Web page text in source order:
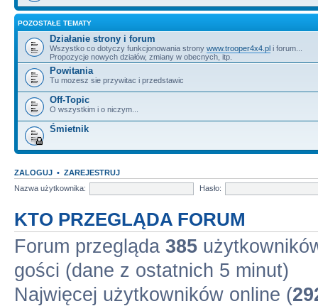
POZOSTAŁE TEMATY
Działanie strony i forum
Wszystko co dotyczy funkcjonowania strony www.trooper4x4.pl i forum...
Propozycje nowych działów, zmiany w obecnych, itp.
Powitania
Tu mozesz sie przywitac i przedstawic
Off-Topic
O wszystkim i o niczym...
Śmietnik
ZALOGUJ • ZAREJESTRUJ
Nazwa użytkownika:
Hasło:
KTO PRZEGLĄDA FORUM
Forum przegląda 385
gości (dane z ostatnich 5 minut)
Najwięcej użytkowników online (